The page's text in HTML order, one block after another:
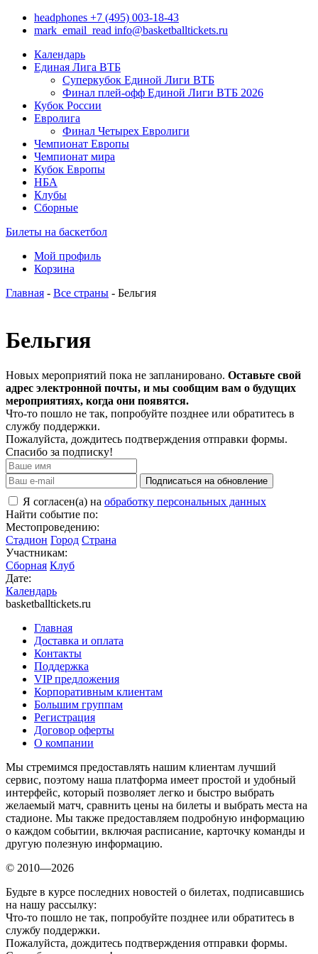
headphones +7 (495) 003-18-43
mark_email_read info@basketballtickets.ru
Календарь
Единая Лига ВТБ
Суперкубок Единой Лиги ВТБ
Финал плей-офф Единой Лиги ВТБ 2026
Кубок России
Евролига
Финал Четырех Евролиги
Чемпионат Европы
Чемпионат мира
Кубок Европы
НБА
Клубы
Сборные
Билеты на баскетбол
Мой профиль
Корзина
Главная - Все страны - Бельгия
Бельгия
Новых мероприятий пока не запланировано. Оставьте свой
адрес электронной почты, и мы сообщим вам о будущих
мероприятиях, когда они появятся.
Что-то пошло не так, попробуйте позднее или обратитесь в
службу поддержки.
Пожалуйста, дождитесь подтверждения отправки формы.
Спасибо за подписку!
Подписаться на обновление
Я согласен(а) на обработку персональных данных
Найти событие по:
Местопроведению:
Стадион Город Страна
Участникам:
Сборная Клуб
Дате:
Календарь
basketballtickets.ru
Главная
Доставка и оплата
Контакты
Поддержка
VIP предложения
Корпоративным клиентам
Большим группам
Регистрация
Договор оферты
О компании
Мы стремимся предоставлять нашим клиентам лучший
сервис, поэтому наша платформа имеет простой и удобный
интерфейс, который позволяет легко и быстро выбрать
желаемый матч, сравнить цены на билеты и выбрать места на
стадионе. Мы также предоставляем подробную информацию
о каждом событии, включая расписание, карточку команды и
другую полезную информацию.
© 2010—2026
Будьте в курсе последних новостей о билетах, подписавшись
на нашу рассылку:
Что-то пошло не так, попробуйте позднее или обратитесь в
службу поддержки.
Пожалуйста, дождитесь подтверждения отправки формы.